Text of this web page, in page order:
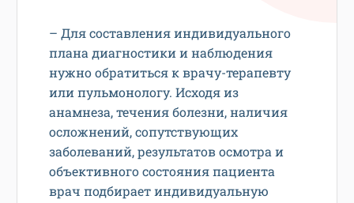
– Для составления индивидуального
плана диагностики и наблюдения
нужно обратиться к врачу-терапевту
или пульмонологу. Исходя из
анамнеза, течения болезни, наличия
осложнений, сопутствующих
заболеваний, результатов осмотра и
объективного состояния пациента
врач подбирает индивидуальную